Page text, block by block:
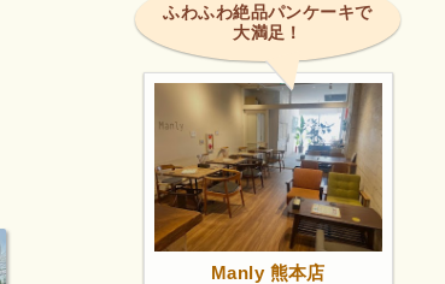
ふわふわ絶品パンケーキで
大満足！
Manly 熊本店